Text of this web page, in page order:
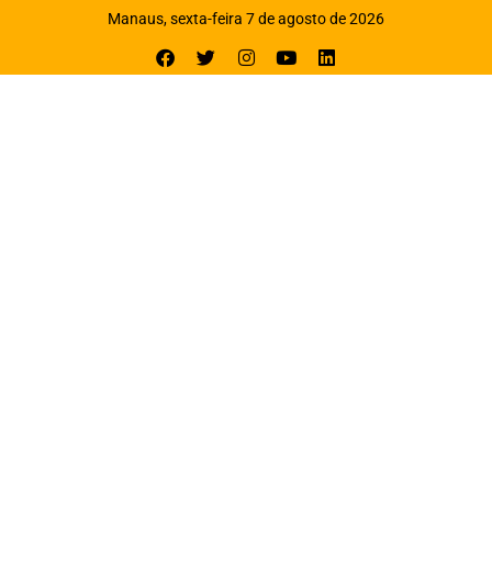
Manaus, sexta-feira 7 de agosto de 2026